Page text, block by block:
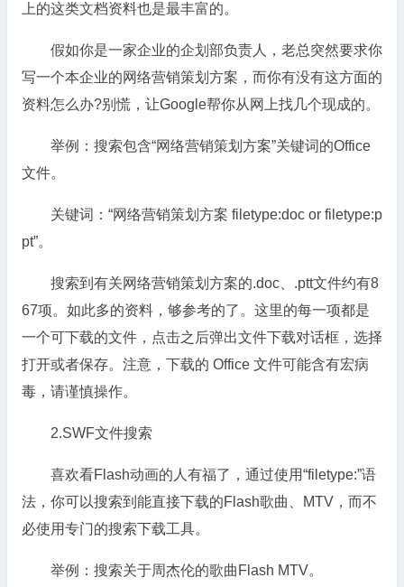
上的这类文档资料也是最丰富的。
假如你是一家企业的企划部负责人，老总突然要求你
写一个本企业的网络营销策划方案，而你有没有这方面的
资料怎么办?别慌，让Google帮你从网上找几个现成的。
举例：搜索包含“网络营销策划方案”关键词的Office
文件。
关键词：“网络营销策划方案 filetype:doc or filetype:p
pt”。
搜索到有关网络营销策划方案的.doc、.ptt文件约有8
67项。如此多的资料，够参考的了。这里的每一项都是
一个可下载的文件，点击之后弹出文件下载对话框，选择
打开或者保存。注意，下载的 Office 文件可能含有宏病
毒，请谨慎操作。
2.SWF文件搜索
喜欢看Flash动画的人有福了，通过使用“filetype:”语
法，你可以搜索到能直接下载的Flash歌曲、MTV，而不
必使用专门的搜索下载工具。
举例：搜索关于周杰伦的歌曲Flash MTV。